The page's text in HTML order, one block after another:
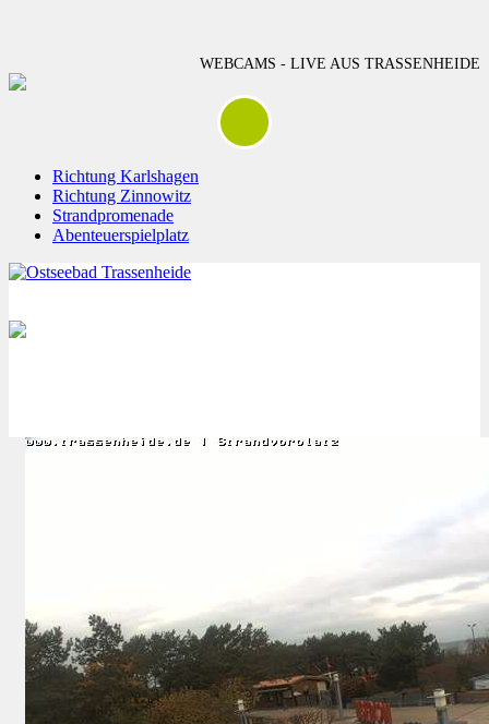
WEBCAMS - LIVE AUS TRASSENHEIDE
Richtung Karlshagen
Richtung Zinnowitz
Strandpromenade
Abenteuerspielplatz